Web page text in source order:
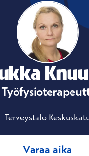
Terveystalo
Varaa aika :